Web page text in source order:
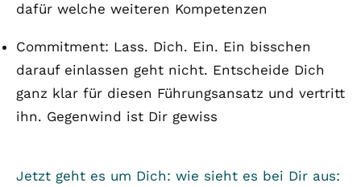
dafür welche weiteren Kompetenzen
Commitment: Lass. Dich. Ein. Ein bisschen
darauf einlassen geht nicht. Entscheide Dich
ganz klar für diesen Führungsansatz und vertritt
ihn. Gegenwind ist Dir gewiss
Jetzt geht es um Dich: wie sieht es bei Dir aus: